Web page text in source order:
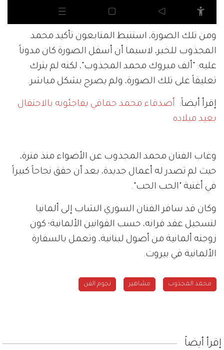
ومن تلك الصورة، استنبط المتابعون تأكيد محمد
المجذوب للخبر، لاسيما أن أسفل الصورة كان مدوناً
عليه: "ألف مبروك محمد المجذوب"، لكنه لم يترك
تعليقاً على تلك الصورة، ولم يصرح بشكل مباشر.
إقرأ أيضاً: أصدقاء محمد حماقي يفاجئونه بالاحتفال
بعيد ميلاده
وغاب الفنان محمد المجذوب عن الأضواء منذ فترة،
حيث لم تصدر له أعمال جديدة، بعد أن حقق نجاحاً كبيراً
في أغنية "الحب الحب".
وكان قد سافر الفنان السوري الشاب إلى ألمانيا
لتسجيل عقد قرانه، حسب القوانين الألمانية؛ كون
زوجته ألمانية من أصول لبنانية، وتعمل بالسفارة
الألمانية في بيروت.
محمد المجذوب مشاهير نجوم الفن
إقرأ أيضاً